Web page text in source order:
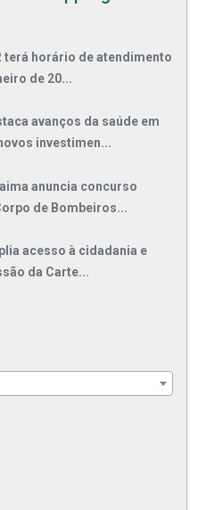
terá horário de atendimento
de 20...
avanços da saúde em
investimen...
anuncia concurso
de Bombeiros...
acesso à cidadania e
da Carte...